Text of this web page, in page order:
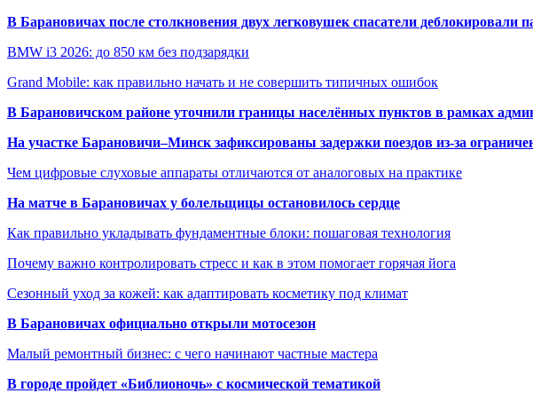
В Барановичах после столкновения двух легковушек спасатели деблокировали
BMW i3 2026: до 850 км без подзарядки
Grand Mobile: как правильно начать и не совершить типичных ошибок
В Барановичском районе уточнили границы населённых пунктов в рамках
На участке Барановичи–Минск зафиксированы задержки поездов из-за
Чем цифровые слуховые аппараты отличаются от аналоговых на практике
На матче в Барановичах у болельщицы остановилось сердце
Как правильно укладывать фундаментные блоки: пошаговая технология
Почему важно контролировать стресс и как в этом помогает горячая йога
Сезонный уход за кожей: как адаптировать косметику под климат
В Барановичах официально открыли мотосезон
Малый ремонтный бизнес: с чего начинают частные мастера
В городе пройдет «Библионочь» с космической тематикой